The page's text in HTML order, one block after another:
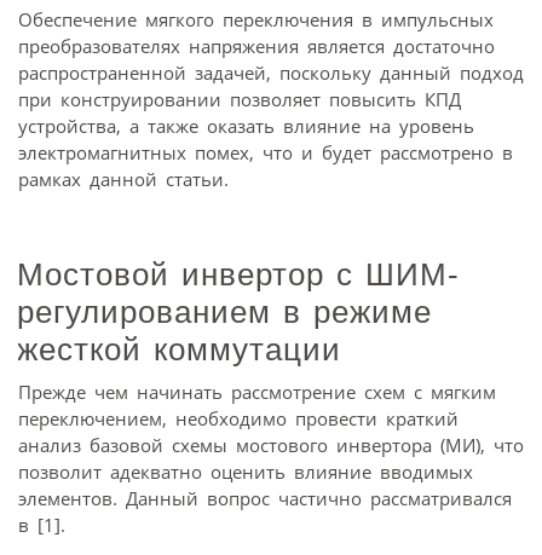
Обеспечение мягкого переключения в импульсных
преобразователях напряжения является достаточно
распространенной задачей, поскольку данный подход
при конструировании позволяет повысить КПД
устройства, а также оказать влияние на уровень
электромагнитных помех, что и будет рассмотрено в
рамках данной статьи.
Мостовой инвертор с ШИМ-
регулированием в режиме
жесткой коммутации
Прежде чем начинать рассмотрение схем с мягким
переключением, необходимо провести краткий
анализ базовой схемы мостового инвертора (МИ), что
позволит адекватно оценить влияние вводимых
элементов. Данный вопрос частично рассматривался
в [1].